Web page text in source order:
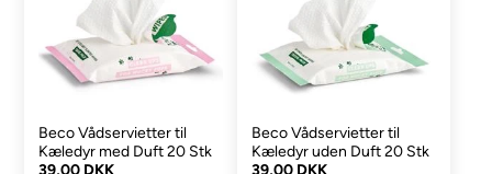
Beco Vådservietter til
Kæledyr med Duft 20 Stk
39,00 DKK
Beco Vådservietter til
Kæledyr uden Duft 20 Stk
39,00 DKK